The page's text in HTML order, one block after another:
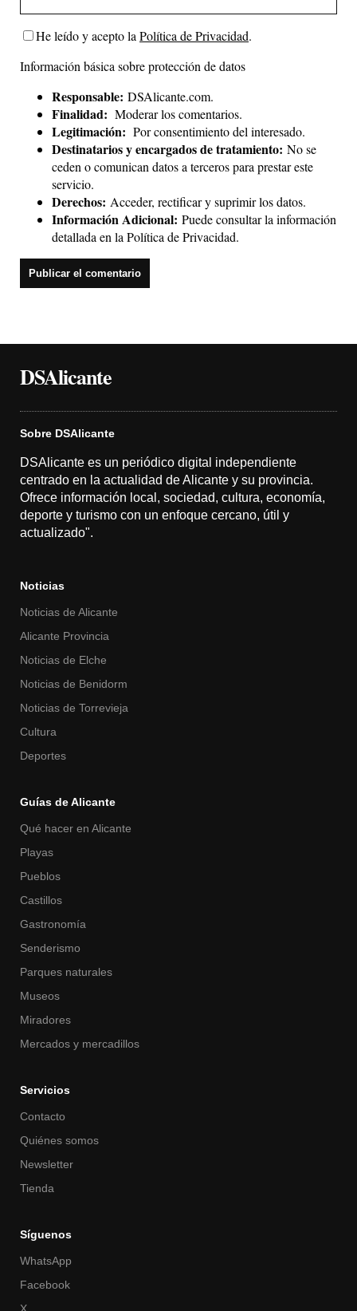
He leído y acepto la Política de Privacidad.
Información básica sobre protección de datos
Responsable: DSAlicante.com.
Finalidad: Moderar los comentarios.
Legitimación: Por consentimiento del interesado.
Destinatarios y encargados de tratamiento: No se
ceden o comunican datos a terceros para prestar este
servicio.
Derechos: Acceder, rectificar y suprimir los datos.
Información Adicional: Puede consultar la información
detallada en la Política de Privacidad.
DSAlicante
Sobre DSAlicante
DSAlicante es un periódico digital independiente
centrado en la actualidad de Alicante y su provincia.
Ofrece información local, sociedad, cultura, economía,
deporte y turismo con un enfoque cercano, útil y
actualizado".
Noticias
Noticias de Alicante
Alicante Provincia
Noticias de Elche
Noticias de Benidorm
Noticias de Torrevieja
Cultura
Deportes
Guías de Alicante
Qué hacer en Alicante
Playas
Pueblos
Castillos
Gastronomía
Senderismo
Parques naturales
Museos
Miradores
Mercados y mercadillos
Servicios
Contacto
Quiénes somos
Newsletter
Tienda
Síguenos
WhatsApp
Facebook